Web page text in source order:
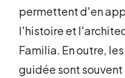
permettent d'en
l'histoire et
Familia. En outre,
guidée sont